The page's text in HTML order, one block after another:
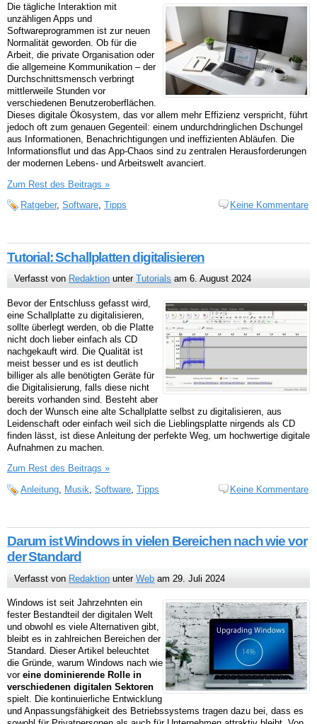
Die tägliche Interaktion mit
unzähligen Apps und
Softwareprogrammen ist zur neuen
Normalität geworden. Ob für die
Arbeit, die private Organisation oder
die allgemeine Kommunikation – der
Durchschnittsmensch verbringt
mittlerweile Stunden vor
verschiedenen Benutzeroberflächen.
Dieses digitale Ökosystem, das vor allem mehr Effizienz verspricht, führt
jedoch oft zum genauen Gegenteil: einem undurchdringlichen Dschungel
aus Informationen, Benachrichtigungen und ineffizienten Abläufen. Die
Informationsflut und das App-Chaos sind zu zentralen Herausforderungen
der modernen Lebens- und Arbeitswelt avanciert.
Zum Rest des Beitrags »
Ratgeber, Software, Tipps Keine Kommentare
Tutorial: Schallplatten digitalisieren
Verfasst von Redaktion unterTutorials am 6. August 2024
Bevor der Entschluss gefasst wird,
eine Schallplatte zu digitalisieren,
sollte überlegt werden, ob die Platte
nicht doch lieber einfach als CD
nachgekauft wird. Die Qualität ist
meist besser und es ist deutlich
billiger als alle benötigten Geräte für
die Digitalisierung, falls diese nicht
bereits vorhanden sind. Besteht aber
doch der Wunsch eine alte Schallplatte selbst zu digitalisieren, aus
Leidenschaft oder einfach weil sich die Lieblingsplatte nirgends als CD
finden lässt, ist diese Anleitung der perfekte Weg, um hochwertige digitale
Aufnahmen zu machen.
Zum Rest des Beitrags »
Anleitung, Musik, Software, Tipps Keine Kommentare
Darum ist Windows in vielen Bereichen nach wie vor
der Standard
Verfasst von Redaktion unterWeb am 29. Juli 2024
Windows ist seit Jahrzehnten ein
fester Bestandteil der digitalen Welt
und obwohl es viele Alternativen gibt,
bleibt es in zahlreichen Bereichen der
Standard. Dieser Artikel beleuchtet
die Gründe, warum Windows nach wie
vor eine dominierende Rolle in
verschiedenen digitalen Sektoren
spielt. Die kontinuierliche Entwicklung
und Anpassungsfähigkeit des Betriebssystems tragen dazu bei, dass es